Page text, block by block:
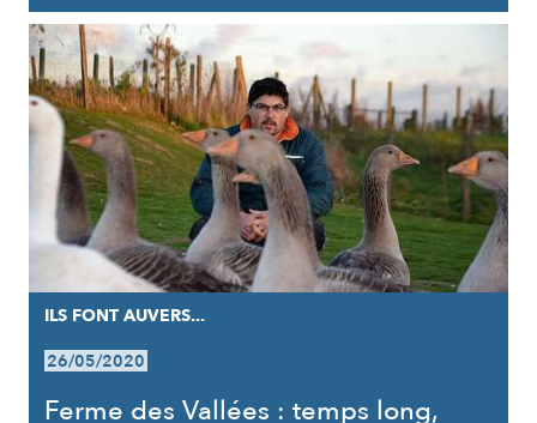
ILS FONT AUVERS...
26/05/2020
Ferme des Vallées : temps long,